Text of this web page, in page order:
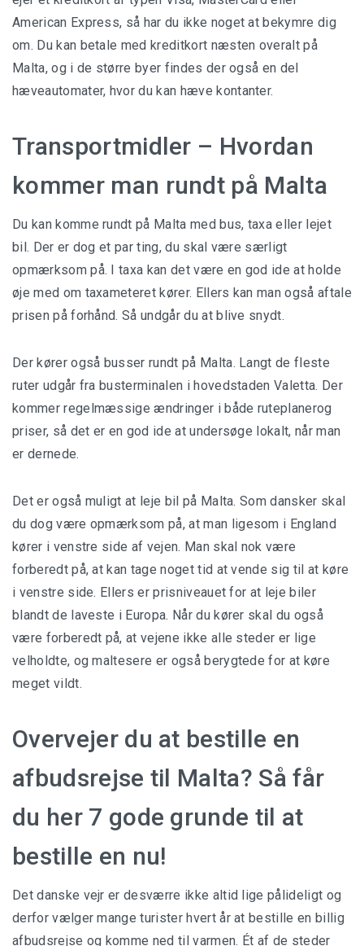
American Express, så har du ikke noget at bekymre dig
om. Du kan betale med kreditkort næsten overalt på
Malta, og i de større byer findes der også en del
hæveautomater, hvor du kan hæve kontanter.
Transportmidler – Hvordan
kommer man rundt på Malta
Du kan komme rundt på Malta med bus, taxa eller lejet
bil. Der er dog et par ting, du skal være særligt
opmærksom på. I taxa kan det være en god ide at holde
øje med om taxameteret kører. Ellers kan man også aftale
prisen på forhånd. Så undgår du at blive snydt.
Der kører også busser rundt på Malta. Langt de fleste
ruter udgår fra busterminalen i hovedstaden Valetta. Der
kommer regelmæssige ændringer i både ruteplanerog
priser, så det er en god ide at undersøge lokalt, når man
er dernede.
Det er også muligt at leje bil på Malta. Som dansker skal
du dog være opmærksom på, at man ligesom i England
kører i venstre side af vejen. Man skal nok være
forberedt på, at kan tage noget tid at vende sig til at køre
i venstre side. Ellers er prisniveauet for at leje biler
blandt de laveste i Europa. Når du kører skal du også
være forberedt på, at vejene ikke alle steder er lige
velholdte, og maltesere er også berygtede for at køre
meget vildt.
Overvejer du at bestille en
afbudsrejse til Malta? Så får
du her 7 gode grunde til at
bestille en nu!
Det danske vejr er desværre ikke altid lige pålideligt og
derfor vælger mange turister hvert år at bestille en billig
afbudsrejse og komme ned til varmen. Ét af de steder